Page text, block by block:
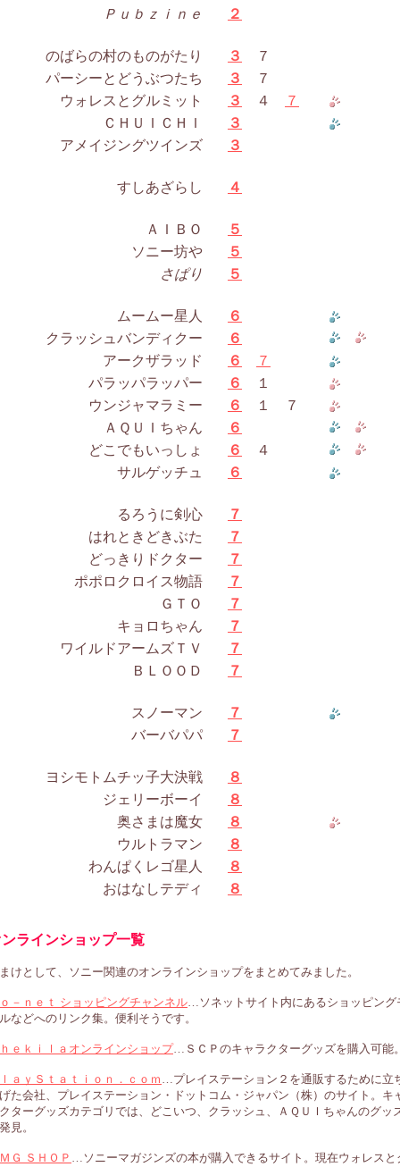
Ｐｕｂｚｉｎｅ ２
のばらの村のものがたり ３
７
パーシーとどうぶつたち
３
７
ウォレスとグルミット
３ ４
７
ＣＨＵＩＣＨＩ
３
アメイジングツインズ
３
すしあざらし ４
ＡＩＢＯ
５
ソニー坊や
５
さぱり
５
ムームー星人
６
クラッシュバンディクー
６
アークザラッド
６
７
パラッパラッパー
６
１
ウンジャマラミー
６
１ ７
ＡＱＵＩちゃん
６
どこでもいっしょ
６
４
サルゲッチュ
６
るろうに剣心
７
はれときどきぶた
７
どっきりドクター
７
ポポロクロイス物語
７
ＧＴＯ
７
キョロちゃん
７
ワイルドアームズＴＶ
７
ＢＬＯＯＤ
７
スノーマン
７
バーバパパ
７
ヨシモトムチッ子大決戦
８
ジェリーボーイ
８
奥さまは魔女
８
ウルトラマン
８
わんぱくレゴ星人
８
おはなしテディ
８
ラインショップ一覧
けとして、ソニー関連のオンラインショップをまとめてみました。
－ｎｅｔ ショッピングチャンネル…ソネットサイト内にあるショッピング
などへのリンク集。便利そうです。
ｅｋｉｌａオンラインショップ…ＳＣＰのキャラクターグッズを購入可能
ａｙＳｔａｔｉｏｎ．ｃｏｍ …プレイステーション２を通販するために立
た会社、プレイステーション・ドットコム・ジャパン（株）のサイト。キ
ターグッズカテゴリでは、どこいつ、クラッシュ、ＡＱＵＩちゃんのグッ
見。
Ｇ ＳＨＯＰ …ソニーマガジンズの本が購入できるサイト。現在ウォレスと